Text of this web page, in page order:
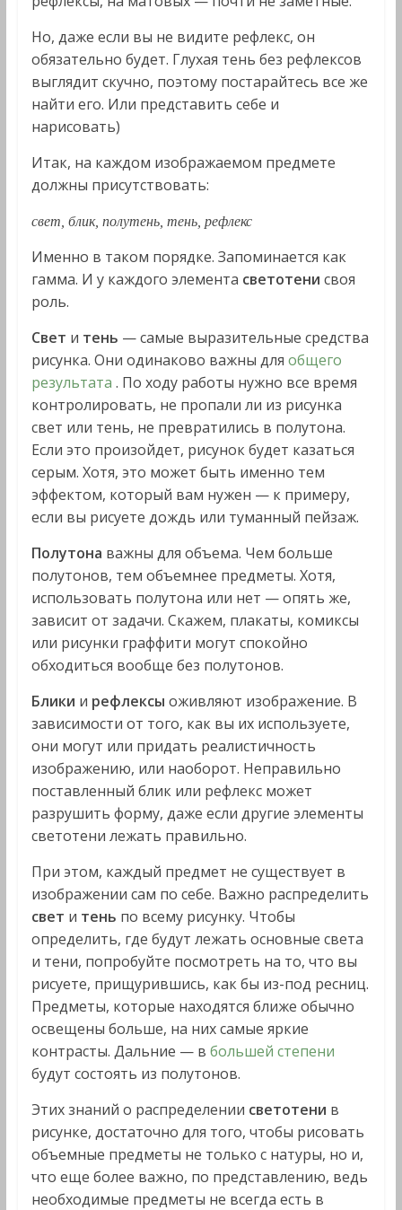
Но, даже если вы не видите рефлекс, он
обязательно будет. Глухая тень без рефлексов
выглядит скучно, поэтому постарайтесь все же
найти его. Или представить себе и
нарисовать)
Итак, на каждом изображаемом предмете
должны присутствовать:
свет, блик, полутень, тень, рефлекс
Именно в таком порядке. Запоминается как
гамма. И у каждого элемента светотени своя
роль.
Свет и тень — самые выразительные средства
рисунка. Они одинаково важны для общего
результата . По ходу работы нужно все время
контролировать, не пропали ли из рисунка
свет или тень, не превратились в полутона.
Если это произойдет, рисунок будет казаться
серым. Хотя, это может быть именно тем
эффектом, который вам нужен — к примеру,
если вы рисуете дождь или туманный пейзаж.
Полутона важны для объема. Чем больше
полутонов, тем объемнее предметы. Хотя,
использовать полутона или нет — опять же,
зависит от задачи. Скажем, плакаты, комиксы
или рисунки граффити могут спокойно
обходиться вообще без полутонов.
Блики и рефлексы оживляют изображение. В
зависимости от того, как вы их используете,
они могут или придать реалистичность
изображению, или наоборот. Неправильно
поставленный блик или рефлекс может
разрушить форму, даже если другие элементы
светотени лежать правильно.
При этом, каждый предмет не существует в
изображении сам по себе. Важно распределить
свет и тень по всему рисунку. Чтобы
определить, где будут лежать основные света
и тени, попробуйте посмотреть на то, что вы
рисуете, прищурившись, как бы из-под ресниц.
Предметы, которые находятся ближе обычно
освещены больше, на них самые яркие
контрасты. Дальние — в большей степени
будут состоять из полутонов.
Этих знаний о распределении светотени в
рисунке, достаточно для того, чтобы рисовать
объемные предметы не только с натуры, но и,
что еще более важно, по представлению, ведь
необходимые предметы не всегда есть в